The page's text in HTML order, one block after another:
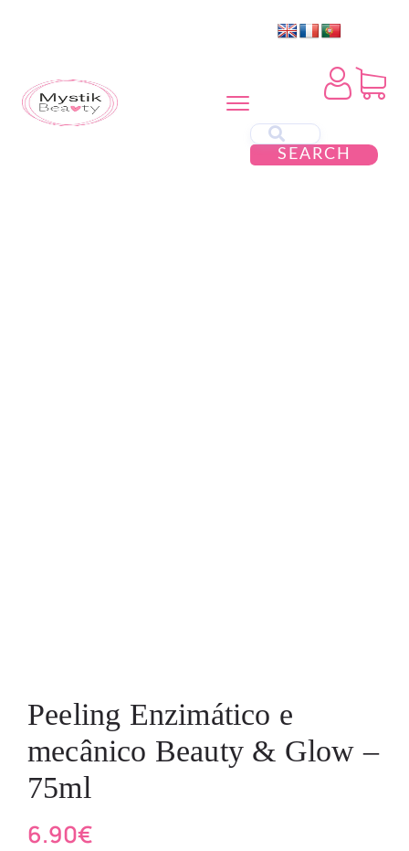
SEARCH
Peeling Enzimático e
mecânico Beauty & Glow –
75ml
6.90€